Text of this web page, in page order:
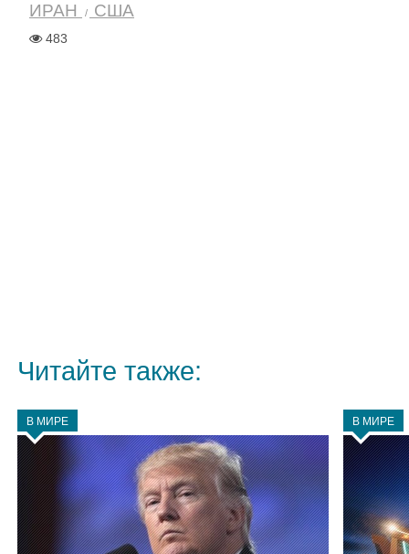
ИРАН США
483
Читайте также:
В МИРЕ В МИРЕ